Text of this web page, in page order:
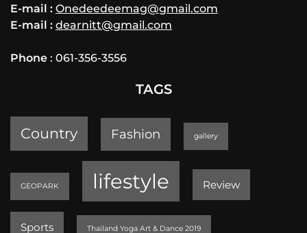
E-mail : Onedeedeemag@gmail.com
E-mail : dearnitt@gmail.com
Phone : 061-356-3556
TAGS
Country Fashion gallery
GEOPARK lifestyle Review
Sports Thailand Yoga Art & Dance 2019